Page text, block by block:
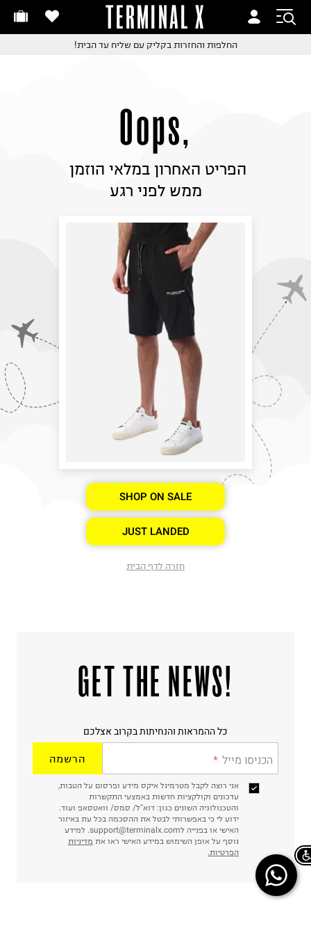
TERMINAL X
החלפות והחזרות בקליקהחלפות והחזרות בקליק עם שליח עד הבית!
Oops,
הפריט האחרון במלאי הוזמן
ממש לפני רגע
SHOP ON SALE
JUST LANDED
חזרה לדף הבית
!GET THE NEWS
כל ההמראות והנחיתות בקרוב אצלכם
הכניסו מייל הרשמה
אני רוצה לקבל מטרמינל איקס מידע ופרסום על הטבות,
עדכונים וקולקציות חדשות באמצעי התקשרות
והטכנולוגיה השונים כגון: דוא"ל/ סמס/ וואטסאפ ועוד.
ידוע לי כי באפשרותי לבטל את ההסכמה בכל עת באיזור
האישי או בפנייה לsupport@terminalx.com. למידע
נוסף על אופן השימוש במידע האישי ראו את מדיניות
הפרטיות.
Chat on WhatsApp